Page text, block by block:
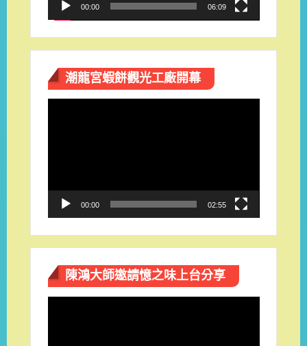
00:00 06:09
潮龍宮蝦餅觀光工廠開幕
00:00 02:55
陳鴻大師邀請憶之味上台分享